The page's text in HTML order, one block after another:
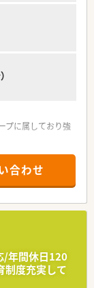
プに属しており強
介護事業、お薬の
しやすい立地に
対応が中心でご
、事務員で協力
合わせ
/年間休日120
制度充実して